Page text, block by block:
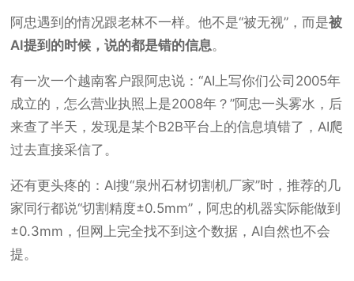
阿忠遇到的情况跟老林不一样。他不是“被无视”，而是被
AI提到的时候，说的都是错的信息。
有一次一个越南客户跟阿忠说：“AI上写你们公司2005年
成立的，怎么营业执照上是2008年？”阿忠一头雾水，后
来查了半天，发现是某个B2B平台上的信息填错了，AI爬
过去直接采信了。
还有更头疼的：AI搜“泉州石材切割机厂家”时，推荐的几
家同行都说“切割精度±0.5mm”，阿忠的机器实际能做到
±0.3mm，但网上完全找不到这个数据，AI自然也不会
提。